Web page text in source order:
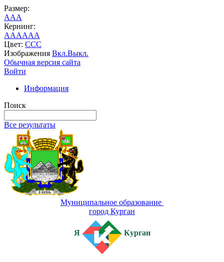
Размер:
AAA
Кернинг:
AAAAAA
Цвет: CCC
Изображения Вкл.Выкл.
Обычная версия сайта
Войти
Информация
Поиск
Все результаты
Муниципальное образование
город Курган
Я Курган